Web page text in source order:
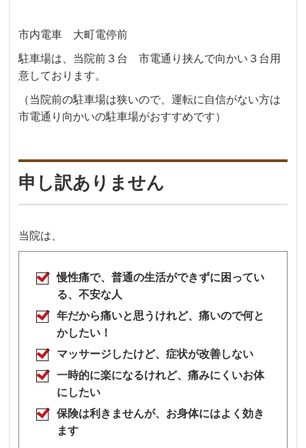
市内電車 大町電停前
駐車場は、当院前３台 市電通り挟んで向かい３台用
意しております。
（当院前の駐車場は狭いので、運転に自信がない方は
市電通り向かいの駐車場がおすすめです）
申し訳ありません
当院は、
慢性痛で、普通の生活ができずに困ってい
る、不安な人
年だから痛いと思うけれど、痛いので何と
かしたい！
マッサージしたけど、症状が改善しない
一時的に楽になるけれど、痛みにくいお体
にしたい
保険は利きませんが、お身体にはよく効き
ます